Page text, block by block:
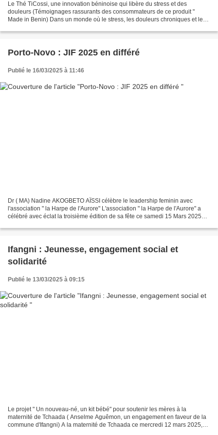
Le Thé TiCossi, une innovation béninoise qui libère du stress et des
douleurs (Témoignages rassurants des consommateurs de ce produit "
Made in Benin) Dans un monde où le stress, les douleurs chroniques et les
Porto-Novo : JIF 2025 en différé
Publié le 16/03/2025 à 11:46
Dr ( MA) Nadine AKOGBETO AÏSSI célèbre le leadership feminin avec
l'association " la Harpe de l'Aurore" L'association " la Harpe de l'Aurore" a
célébré avec éclat la troisième édition de sa fête ce samedi 15 Mars 2025
Ifangni : Jeunesse, engagement social et
solidarité
Publié le 13/03/2025 à 09:15
Le projet " Un nouveau-né, un kit bébé" pour soutenir les mères à la
maternité de Tchaada ( Anselme Aguêmon, un engagement en faveur de la
commune d'Ifangni) A la maternité de Tchaada ce mercredi 12 mars 2025,